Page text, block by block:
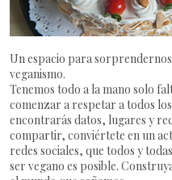
Un espacio para
veganismo.
Tenemos todo a la mano solo
comenzar a respetar a todos
encontrarás datos, lugares y
compartir, conviértete en un
redes sociales, que todos y
ser vegano es posible.